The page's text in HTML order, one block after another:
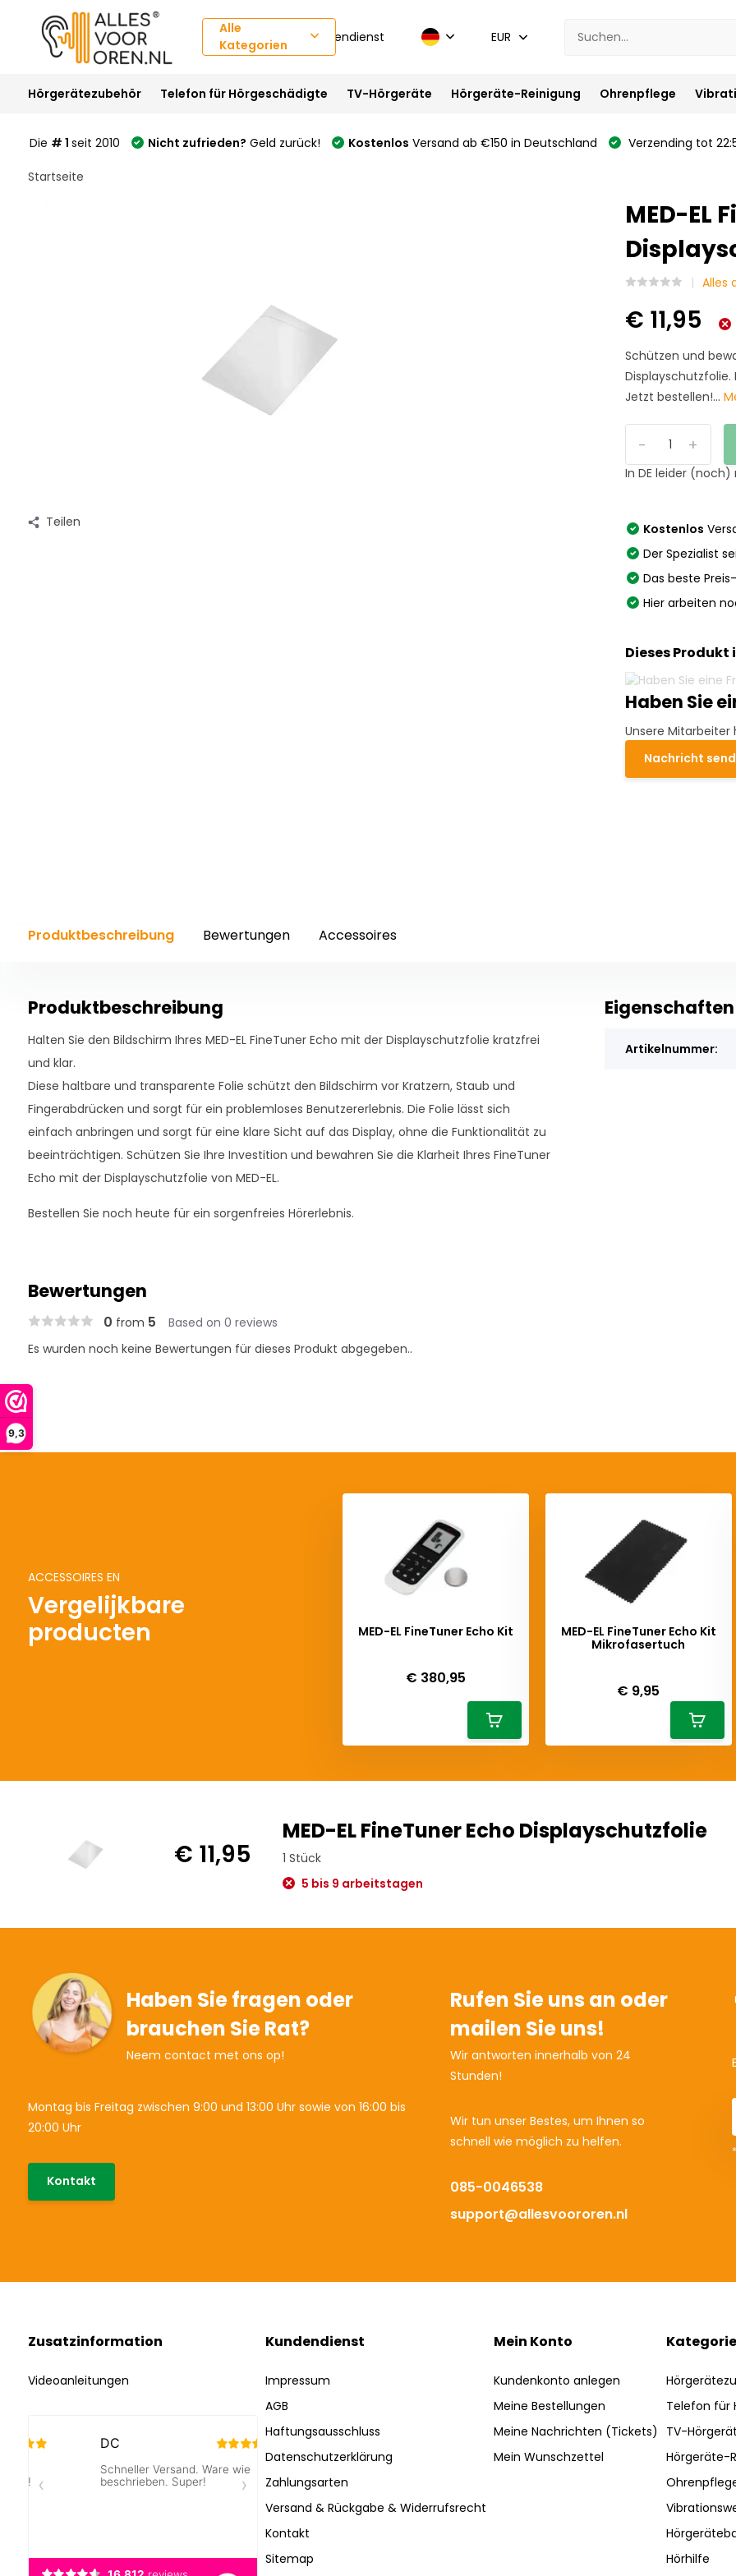
9,3
Alle
Kategorien
Kundendienst EUR
Hörgerätezubehör Telefon für Hörgeschädigte TV-Hörgeräte Hörgeräte-Reinigung Ohrenpflege
Die # 1 seit 2010 Nicht zufrieden? Geld zurück! Kostenlos Versand ab €150 in Deutschland Verzending tot
Startseite
Teilen
MED-EL
Alles
€ 11,95
Schützen und
Displayschutzfolie.
Jetzt bestellen!...
+
-
In DE leider
Kostenlos
Der Spezialist
Das beste
Hier arbeiten
Dieses
Haben Sie
Unsere
Nachricht
Produktbeschreibung Bewertungen Accessoires
Produktbeschreibung
Halten Sie den Bildschirm Ihres MED-EL FineTuner Echo mit der Displayschutzfolie kratzfrei
und klar.
Diese haltbare und transparente Folie schützt den Bildschirm vor Kratzern, Staub und
Fingerabdrücken und sorgt für ein problemloses Benutzererlebnis. Die Folie lässt sich
einfach anbringen und sorgt für eine klare Sicht auf das Display, ohne die Funktionalität zu
beeinträchtigen. Schützen Sie Ihre Investition und bewahren Sie die Klarheit Ihres FineTuner
Echo mit der Displayschutzfolie von MED-EL.
Bestellen Sie noch heute für ein sorgenfreies Hörerlebnis.
Eigenschaften
Artikelnummer:
Bewertungen
0 from 5 Based on 0 reviews
Es wurden noch keine Bewertungen für dieses Produkt abgegeben..
ACCESSOIRES EN
Vergelijkbare
producten
MED-EL FineTuner Echo Kit
€ 380,95
MED-EL FineTuner Echo Kit
Mikrofasertuch
€ 9,95
€ 11,95
MED-EL FineTuner Echo Displayschutzfolie
1 Stück
5 bis 9 arbeitstagen
Haben Sie fragen oder
brauchen Sie Rat?
Neem contact met ons op!
Montag bis Freitag zwischen 9:00 und 13:00 Uhr sowie von 16:00 bis
20:00 Uhr
Kontakt
Rufen Sie uns an oder
mailen Sie uns!
Wir antworten innerhalb von 24
Stunden!
Wir tun unser Bestes, um Ihnen so
schnell wie möglich zu helfen.
085-0046538
support@allesvoororen.nl
Zusatzinformation
Videoanleitungen
Kundendienst
Impressum
AGB
Haftungsausschluss
Datenschutzerklärung
Zahlungsarten
Versand & Rückgabe & Widerrufsrecht
Kontakt
Sitemap
Mein Konto
Kundenkonto anlegen
Meine Bestellungen
Meine Nachrichten (Tickets)
Mein Wunschzettel
Telefon für
TV-
Hörgeräte-
Hörhilfe